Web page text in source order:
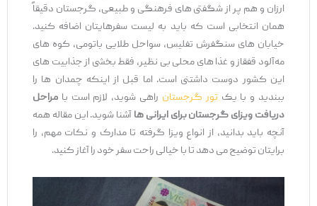
ارزان و هم پر از شگفتی ‌های فرهنگی و طبیعی، گرجستان دقیقاً
همان انتخابی است که باید به لیست سفرهایتان اضافه کنید.
خیابان ‌های سنگفرش تفلیس، سواحل طلایی باتومی، کوه‌ های
مه‌آلود قفقاز و غذا های محلی بی‌ نظیر، فقط بخشی از جذابیت ‌های
این کشور دوست ‌داشتنی است. اما قبل از اینکه چمدان ‌ها را
ببندید و با یکتور گرجستانراهی شوید، لازم است بامراحل
دریافت ویزای گرجستان برای ایرانی ‌هاآشنا شوید. این مقاله همه
آنچه باید بدانید، از انواع ویزا گرفته تا مدارک و نکات مهم، را
برایتان توضیح می ‌دهد تا با خیالی راحت سفر خود را آغاز کنید.